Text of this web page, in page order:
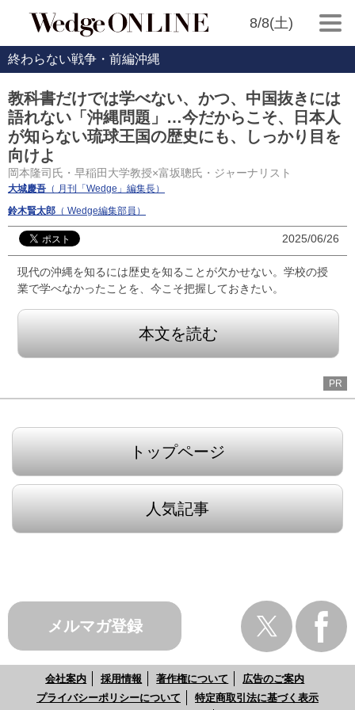
8/8(土)
終わらない戦争・前編沖縄
教科書だけでは学べない、かつ、中国抜きには
語れない「沖縄問題」…今だからこそ、日本人
が知らない琉球王国の歴史にも、しっかり目を
向けよ
岡本隆司氏・早稲田大学教授×富坂聰氏・ジャーナリスト
大城慶吾 （ 月刊「Wedge」編集長）
鈴木賢太郎 （ Wedge編集部員）
2025/06/26
現代の沖縄を知るには歴史を知ることが欠かせない。学校の授
業で学べなかったことを、今こそ把握しておきたい。
本文を読む
PR
トップページ
人気記事
メルマガ登録
会社案内 採用情報 著作権について
広告のご案内
プライバシーポリシーについて
特定商取引法に基づく表示